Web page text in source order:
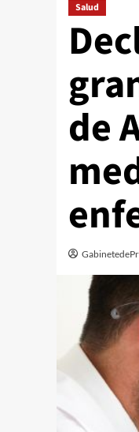
Salud
de